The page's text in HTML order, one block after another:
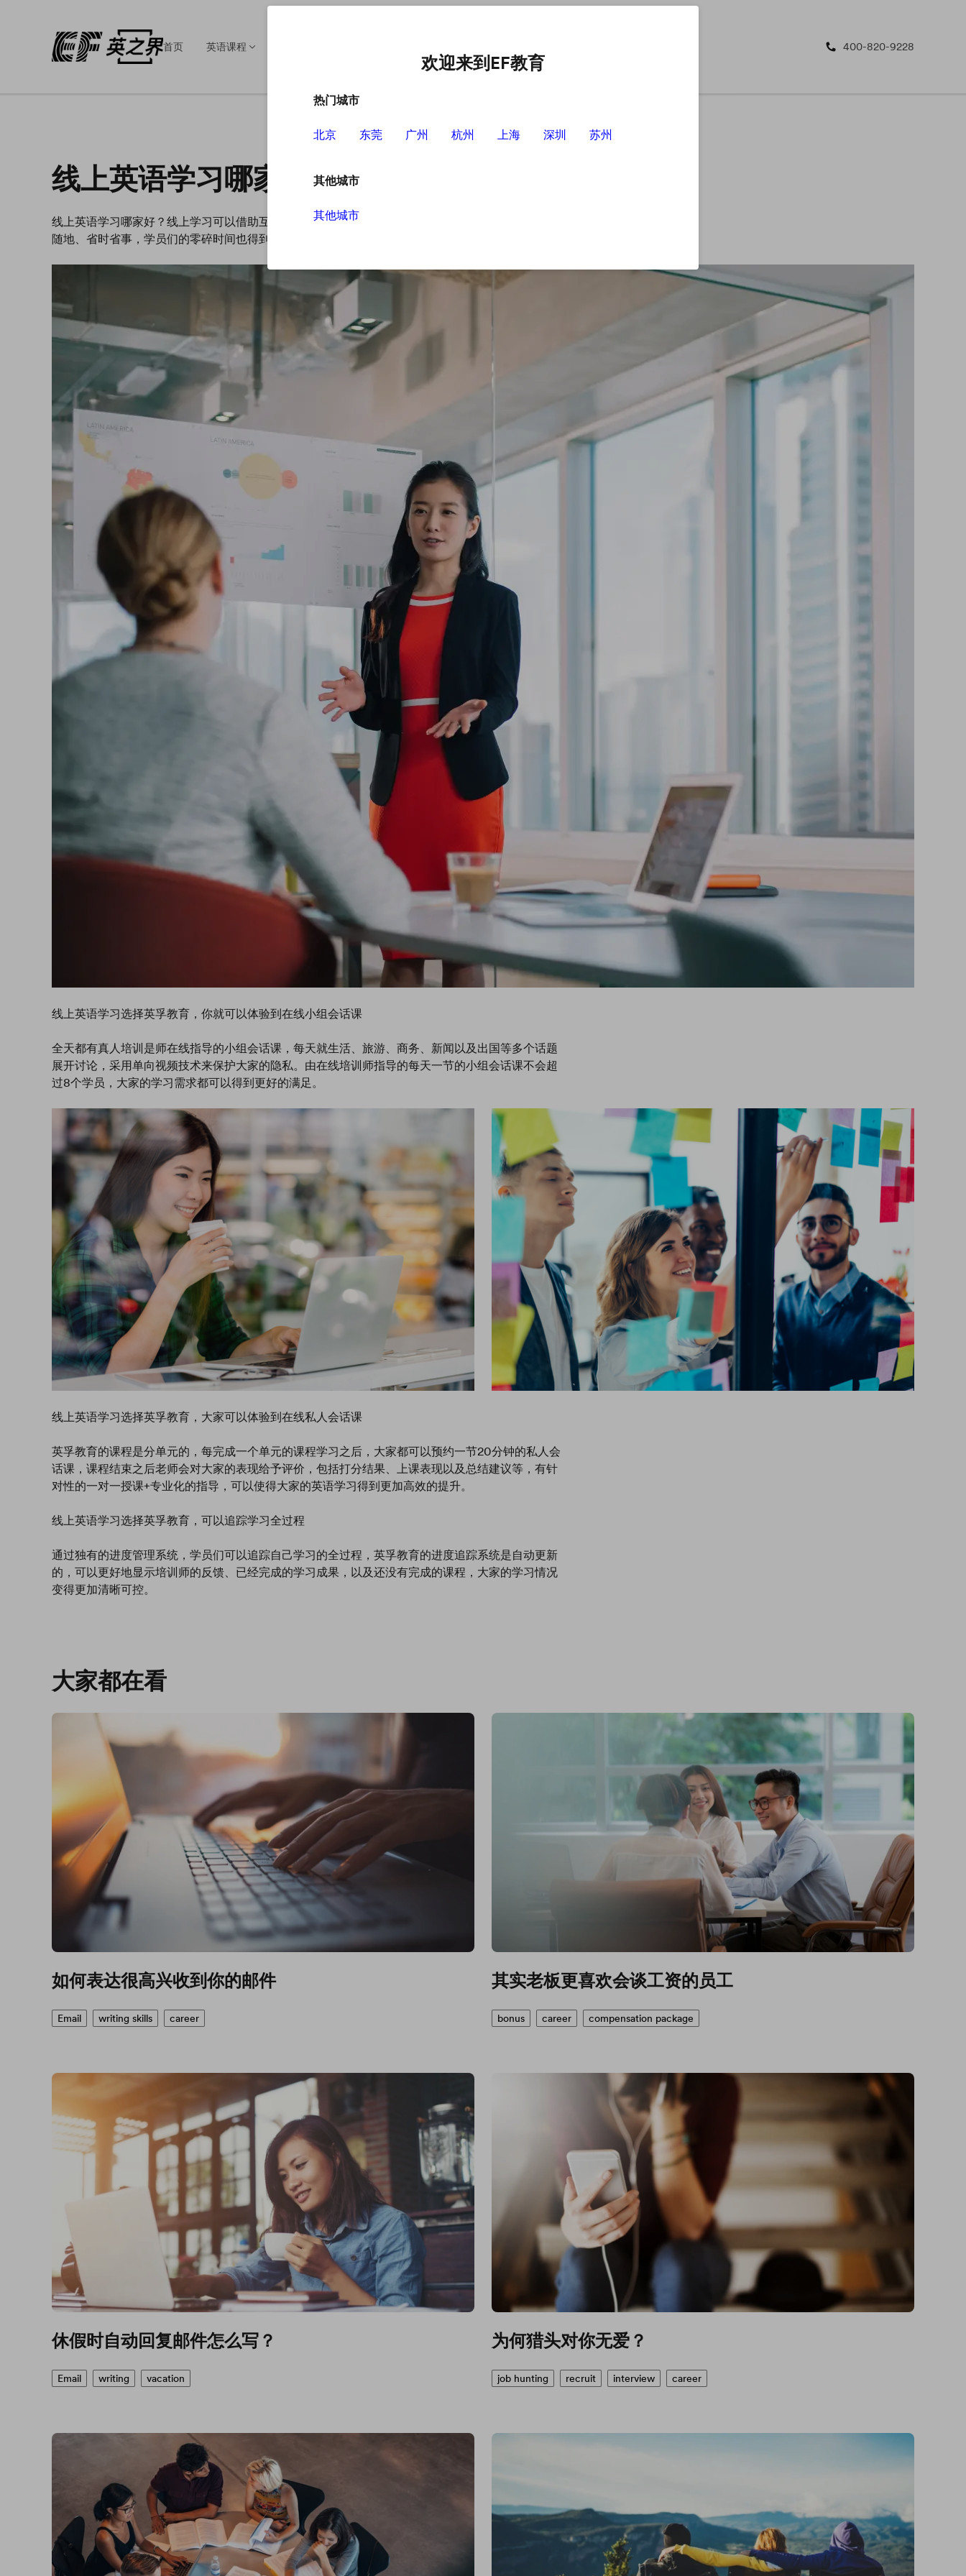
首页 英语课程 400-820-9228
线上英语学习哪家好？
线上英语学习哪家好？线上学习可以借助互联网的优势，所以学习起来是非常方便的，可以说是随时
随地、省时省事，学员们的零碎时间也得到有效的运用。那么接下来我们就来看看哪家机构比较好？
线上英语学习选择英孚教育，你就可以体验到在线小组会话课
全天都有真人培训是师在线指导的小组会话课，每天就生活、旅游、商务、新闻以及出国等多个话题
展开讨论，采用单向视频技术来保护大家的隐私。由在线培训师指导的每天一节的小组会话课不会超
过8个学员，大家的学习需求都可以得到更好的满足。
线上英语学习选择英孚教育，大家可以体验到在线私人会话课
英孚教育的课程是分单元的，每完成一个单元的课程学习之后，大家都可以预约一节20分钟的私人会
话课，课程结束之后老师会对大家的表现给予评价，包括打分结果、上课表现以及总结建议等，有针
对性的一对一授课+专业化的指导，可以使得大家的英语学习得到更加高效的提升。
线上英语学习选择英孚教育，可以追踪学习全过程
通过独有的进度管理系统，学员们可以追踪自己学习的全过程，英孚教育的进度追踪系统是自动更新
的，可以更好地显示培训师的反馈、已经完成的学习成果，以及还没有完成的课程，大家的学习情况
变得更加清晰可控。
大家都在看
如何表达很高兴收到你的邮件
Email writing skills career
其实老板更喜欢会谈工资的员工
bonus career compensation package
休假时自动回复邮件怎么写？
Email writing vacation
为何猎头对你无爱？
job hunting recruit interview career
欢迎来到EF教育
热门城市
北京 东莞 广州 杭州 上海 深圳 苏州
其他城市
其他城市